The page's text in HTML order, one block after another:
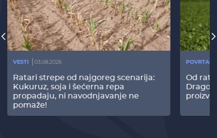
VESTI 03.08.2026
Ratari strepe od najgoreg scenarija:
Kukuruz, soja i šećerna repa
propadaju, ni navodnjavanje ne
pomaže!
Od